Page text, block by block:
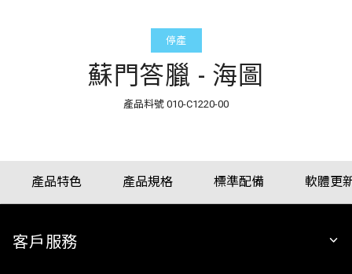
停產
蘇門答臘 - 海圖
產品料號 010-C1220-00
產品特色 產品規格 標準配備 軟體更
客戶服務